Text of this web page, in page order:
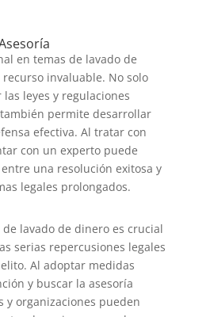
en temas de lavado de
invaluable. No solo
leyes y regulaciones
permite desarrollar
efectiva. Al tratar con
con un experto puede
una resolución exitosa y
legales prolongados.
lavado de dinero es crucial
serias repercusiones legales
Al adoptar medidas
y buscar la asesoría
y organizaciones pueden